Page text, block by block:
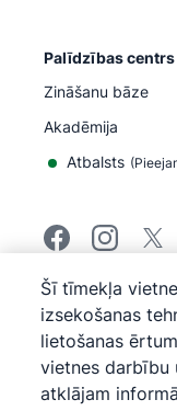
Palīdzības centrs
Zināšanu bāze
Akadēmija
Atbalsts (
© 2026Pipedrive
Pipedrive
Pakalpojumu
Pipedrive
Privātuma
Vietnes karte
Sīkfailu politika
Šī tīmekļa
izsekošanas
lietošanas
vietnes darbību
atklājam